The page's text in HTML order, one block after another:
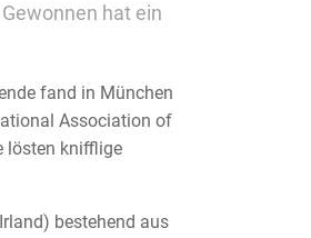
hat ein
fand in München
Association of
lösten knifflige
bestehend aus